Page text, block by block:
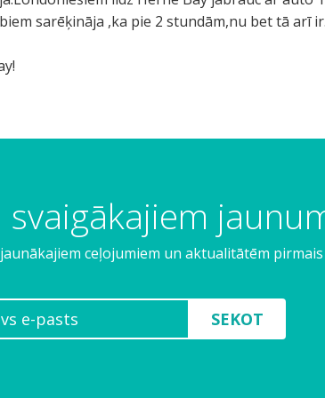
sarēķināja ,ka pie 2 stundām,nu bet tā arī ir.
svaigākajiem
ceļojumiem un aktualitātēm pirmais
SEKOT